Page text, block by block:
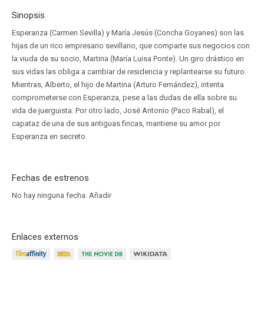
Sinopsis
Esperanza (Carmen Sevilla) y María Jesús (Concha Goyanes) son las
hijas de un rico empresario sevillano, que comparte sus negocios con
la viuda de su socio, Martina (María Luisa Ponte). Un giro drástico en
sus vidas las obliga a cambiar de residencia y replantearse su futuro.
Mientras, Alberto, el hijo de Martina (Arturo Fernández), intenta
comprometerse con Esperanza, pese a las dudas de ella sobre su
vida de juerguista. Por otro lado, José Antonio (Paco Rabal), el
capataz de una de sus antiguas fincas, mantiene su amor por
Esperanza en secreto.
Fechas de estrenos
No hay ninguna fecha. Añadir
Enlaces externos